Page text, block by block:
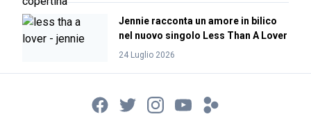
Jennie racconta un amore in bilico
nel nuovo singolo Less Than A Lover
24 Luglio 2026